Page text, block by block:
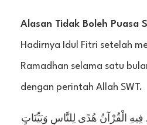
Alasan Tidak Boleh Puasa
Hadirnya Idul Fitri setelah
Ramadhan selama satu
dengan perintah Allah SWT.
الْقُرْآنُ هُدًى لِلنَّاسِ وَبَيِّنَاتٍ